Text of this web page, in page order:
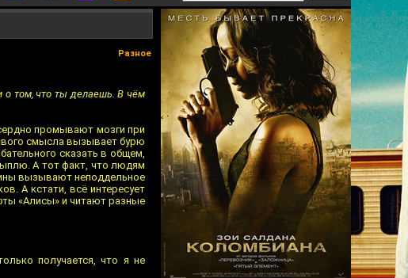
Разное
о том, что ты делаешь. В чём
промывают мозги при
смысла вызывает бурю
сказать в общем,
А тот факт, что людям
вызывают неподдельное
А кстати, всё интересует
«Алисы» и читают разные
получается, что я не